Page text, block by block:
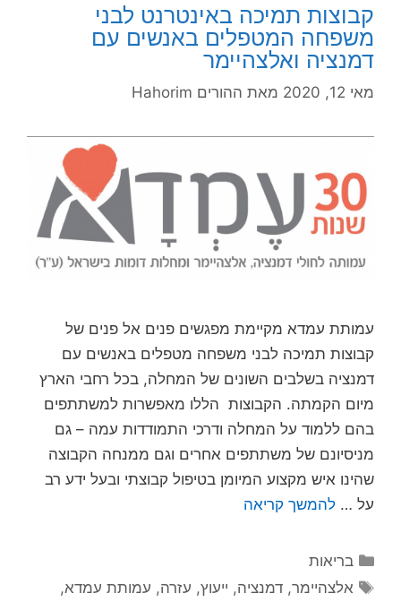
קבוצות תמיכה באינטרנט לבני
משפחה המטפלים באנשים עם
דמנציה ואלצהיימר
מאי 12, 2020 מאת ההורים Hahorim
עמותת עמדא מקיימת מפגשים פנים אל פנים של
קבוצות תמיכה לבני משפחה מטפלים באנשים עם
דמנציה בשלבים השונים של המחלה, בכל רחבי הארץ
מיום הקמתה. הקבוצות הללו מאפשרות למשתתפים
בהם ללמוד על המחלה ודרכי התמודדות עמה – גם
מניסיונם של משתתפים אחרים וגם ממנחה הקבוצה
שהינו איש מקצוע המיומן בטיפול קבוצתי ובעל ידע רב
על … להמשך קריאה
קטגוריות
בריאות
תגיות
אלצהיימר,דמנציה, ייעוץ, עזרה, עמותת עמדא,